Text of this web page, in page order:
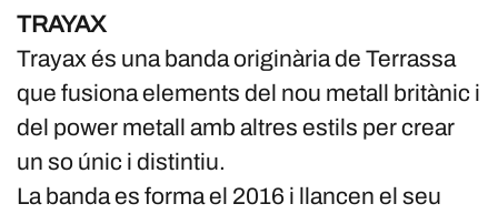
TRAYAX
Trayax és una banda originària de Terrassa
que fusiona elements del nou metall britànic i
del power metall amb altres estils per crear
un so únic i distintiu.
La banda es forma el 2016 i llancen el seu